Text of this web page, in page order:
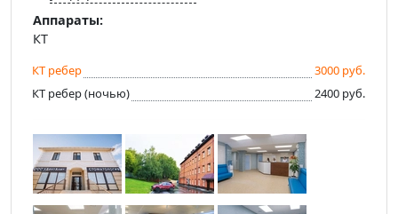
Аппараты:
КТ
КТ ребер
3000 руб.
КТ ребер (ночью)
2400 руб.